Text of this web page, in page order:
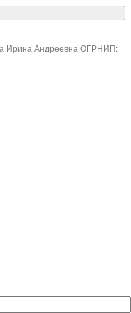
Ирина Андреевна ОГРНИП: